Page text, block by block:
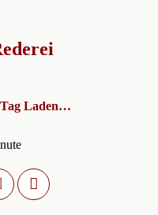
Tag Laden…